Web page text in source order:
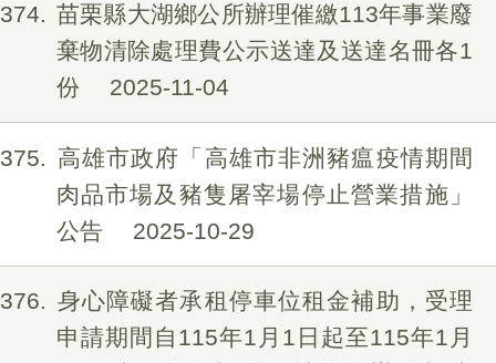
374
苗栗縣大湖鄉公所辦理催繳113年事業廢
棄物清除處理費公示送達及送達名冊各1
份
2025-11-04
375
高雄市政府「高雄市非洲豬瘟疫情期間
肉品市場及豬隻屠宰場停止營業措施」
公告
2025-10-29
376
身心障礙者承租停車位租金補助，受理
申請期間自115年1月1日起至115年1月